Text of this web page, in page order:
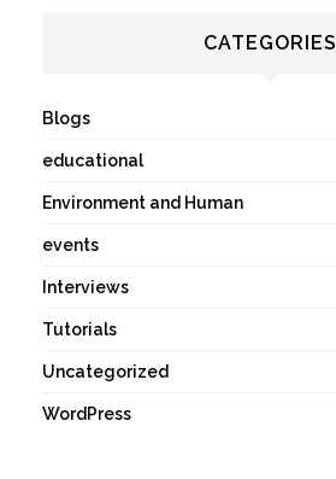
CATEGORIES
Blogs
educational
Environment and Human
events
Interviews
Tutorials
Uncategorized
WordPress